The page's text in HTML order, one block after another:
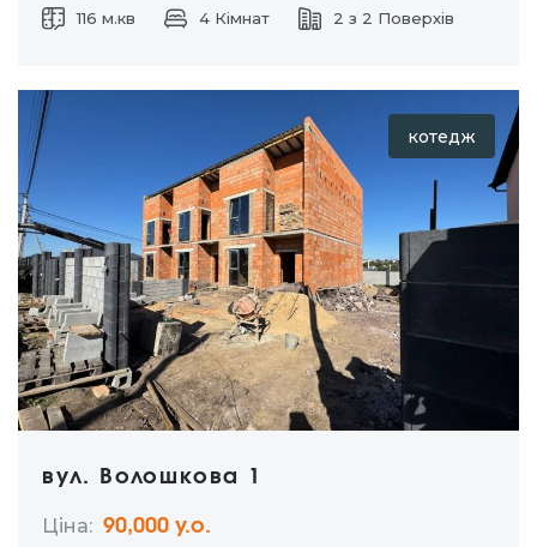
урахуванням сучасних технологій. Переваги
116 м.кв 4 Кімнат 2 з 2 Поверхів
котедж
вул. Волошкова 1
Ціна: 90,000 у.о.